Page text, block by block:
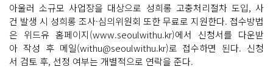
아울러 소규모 사업장을 대상으로 성희롱 고충처리절차 도입, 사
건 발생 시 성희롱 조사·심의위원회 또한 무료로 지원한다. 접수방법
은 위드유 홈페이지(www.seoulwithu.kr)에서 신청서를 다운받
아 작성 후 메일(withu@seoulwithu.kr)로 접수하면 된다. 신청
서 검토 후, 선정 여부는 개별적으로 연락을 준다.